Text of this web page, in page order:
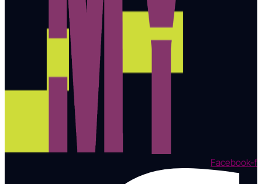
Facebook-f